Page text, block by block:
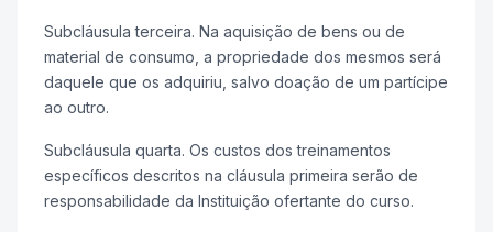
Subcláusula terceira. Na aquisição de bens ou de
material de consumo, a propriedade dos mesmos será
daquele que os adquiriu, salvo doação de um partícipe
ao outro.
Subcláusula quarta. Os custos dos treinamentos
específicos descritos na cláusula primeira serão de
responsabilidade da Instituição ofertante do curso.